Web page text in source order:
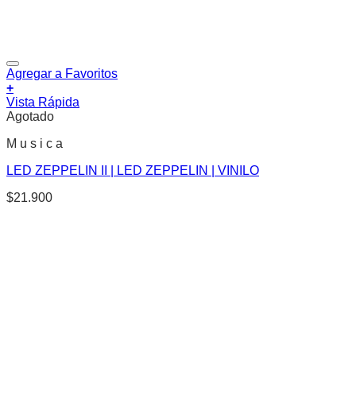
Agregar a Favoritos
+
Vista Rápida
Agotado
M u s i c a
LED ZEPPELIN II | LED ZEPPELIN | VINILO
$21.900